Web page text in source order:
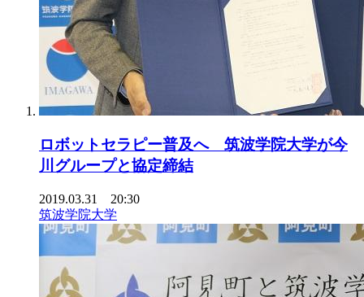
ロボットセラピー普及へ 筑波学院大学が今
川グループと協定締結
2019.03.31 20:30
筑波学院大学